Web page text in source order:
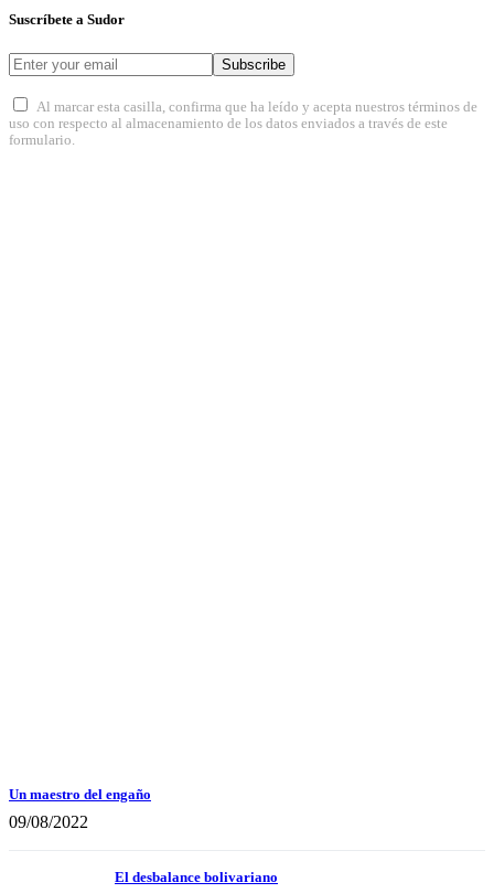
Suscríbete a Sudor
Subscribe
Al marcar esta casilla, confirma que ha leído y acepta nuestros términos de
uso con respecto al almacenamiento de los datos enviados a través de este
formulario.
Un maestro del engaño
09/08/2022
El desbalance bolivariano